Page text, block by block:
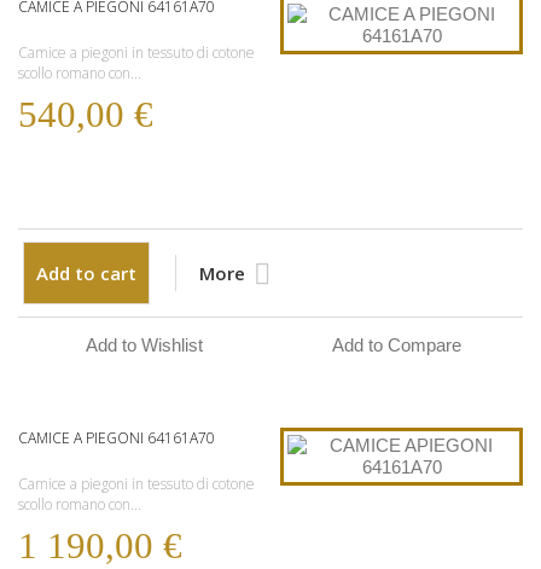
CAMICE A PIEGONI 64161A70
Camice a piegoni in tessuto di cotone
scollo romano con...
540,00 €
Add to cart More
Add to Wishlist Add to Compare
CAMICE A PIEGONI 64161A70
Camice a piegoni in tessuto di cotone
scollo romano con...
1 190,00 €